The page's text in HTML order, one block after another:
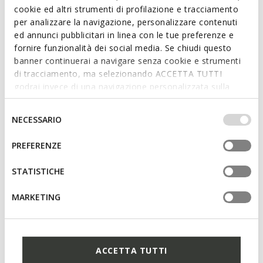
cookie ed altri strumenti di profilazione e tracciamento
per analizzare la navigazione, personalizzare contenuti
ed annunci pubblicitari in linea con le tue preferenze e
fornire funzionalità dei social media. Se chiudi questo
banner continuerai a navigare senza cookie e strumenti
di tracciamento, ma selezionando ACCETTA TUTTI
godrai invece di una navigazione personalizzata sulla
base dei tuoi gusti ed interessi. Selezionando
IMPOSTAZIONI potrai anche scegliere quali cookies ed
altri strumenti di tracciamento autorizzare. Per maggiori
informazioni o per modificare in qualsiasi momento le
tue impostazioni, visita la nostra
del
consenso
NECESSARIO
PREFERENZE
STATISTICHE
MARKETING
ACCETTA TUTTI
SOSTENIBLE
GISELDA MUJER
Zapatos destalonados
1 COLOR
€65,94Precio anterior
SOSTENIBLE
GISELDA MUJER
1 COLOR